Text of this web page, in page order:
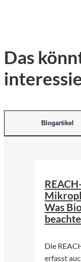
Das
Blogartikel
Was
Die
erfasst